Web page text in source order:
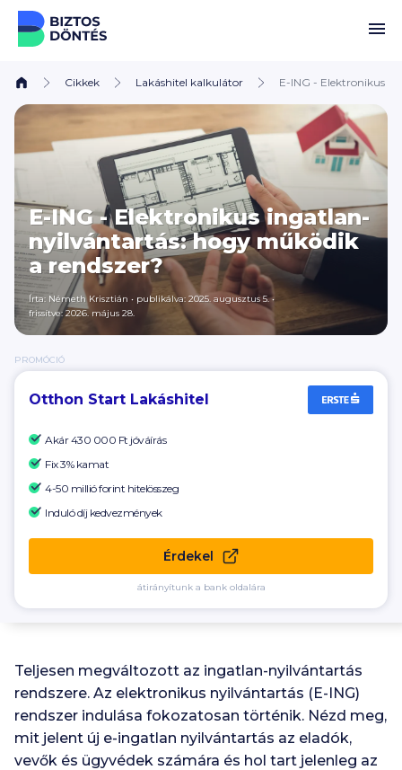
Ugrás a tartalomhoz
Cikkek Lakáshitel kalkulátor E-ING - Elektronikus
E-ING - Elektronikus ingatlan-
nyilvántartás: hogy működik
a rendszer?
Írta: Németh Krisztián • publikálva: 2025. augusztus 5.•
frissítve: 2026. május 28.
PROMÓCIÓ
Otthon Start Lakáshitel
Akár430 000 Ft jóváírás
Fix 3% kamat
4-50 millió forint hitelösszeg
Induló díj kedvezmények
Érdekel
átirányítunk a bank oldalára
Teljesen megváltozott az ingatlan-nyilvántartás
rendszere. Az elektronikus nyilvántartás (E-ING)
rendszer indulása fokozatosan történik. Nézd meg,
mit jelent új e-ingatlan nyilvántartás az eladók,
vevők és ügyvédek számára és hol tart jelenleg az